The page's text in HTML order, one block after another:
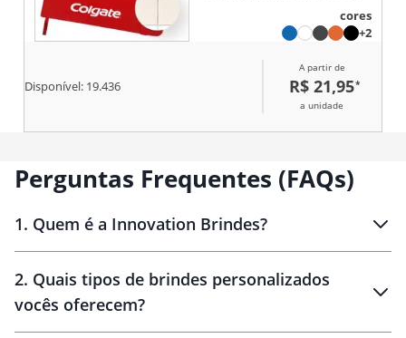
cores
+2
Disponível: 19.436
A partir de
R$ 21,95*
a unidade
Perguntas Frequentes (FAQs)
1. Quem é a Innovation Brindes?
Brindes personalizados
2. Quais tipos de brindes personalizados
vocês oferecem?